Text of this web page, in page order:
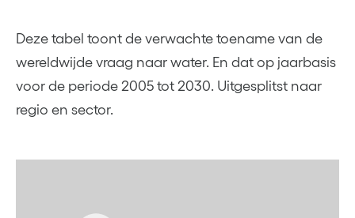
Deze tabel toont de verwachte toename van de
wereldwijde vraag naar water. En dat op jaarbasis
voor de periode 2005 tot 2030. Uitgesplitst naar
regio en sector.